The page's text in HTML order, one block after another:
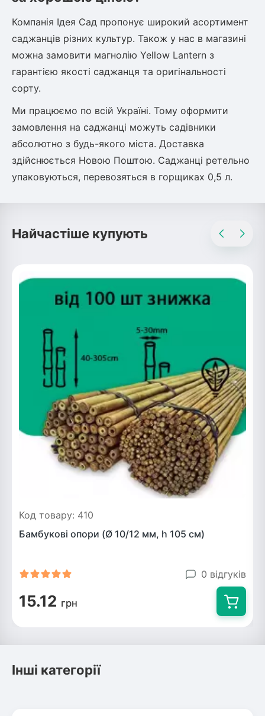
Компанія Ідея Сад пропонує широкий асортимент
саджанців різних культур. Також у нас в магазині
можна замовити магнолію Yellow Lantern з
гарантією якості саджанця та оригінальності
сорту.
Ми працюємо по всій Україні. Тому оформити
замовлення на саджанці можуть садівники
абсолютно з будь-якого міста. Доставка
здійснюється Новою Поштою. Саджанці ретельно
упаковуються, перевозяться в горщиках 0,5 л.
Найчастіше купують
Код товару: 410
Бамбукові опори (Ø 10/12 мм, h 105 см)
0 відгуків
15.12 грн
Інші категорії